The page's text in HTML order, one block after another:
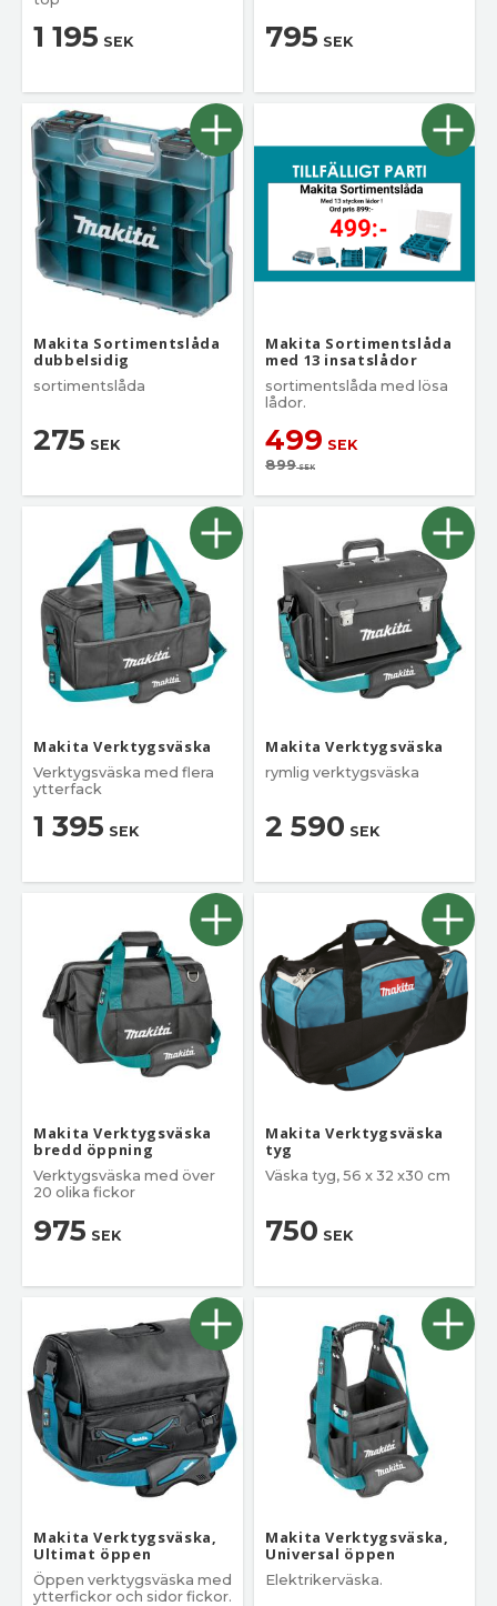
1 195 SEK 795 SEK
Makita Sortimentslåda
dubbelsidig
sortimentslåda
275 SEK
Makita Sortimentslåda
med 13 insatslådor
sortimentslåda med lösa
lådor.
499 SEK
899SEK
Makita Verktygsväska
Verktygsväska med flera
ytterfack
1 395 SEK
Makita Verktygsväska
rymlig verktygsväska
2 590 SEK
Makita Verktygsväska
bredd öppning
Verktygsväska med över
20 olika fickor
975 SEK
Makita Verktygsväska
tyg
Väska tyg, 56 x 32 x30 cm
750 SEK
Makita Verktygsväska,
Ultimat öppen
Öppen verktygsväska med
ytterfickor och sidor fickor.
Makita Verktygsväska,
Universal öppen
Elektrikerväska.